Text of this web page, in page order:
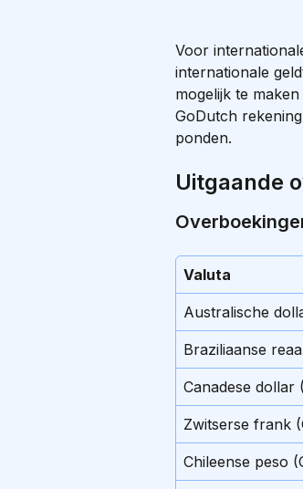
Voor
internationale
mogelijk te
GoDutch
ponden.
Uitgaande
Valuta
Australische
Braziliaanse
Canadese dollar
Zwitserse frank
Chileense peso